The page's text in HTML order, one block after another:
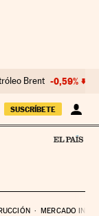
Brent -0,59%
SUSCRÍBETE
MERCADO